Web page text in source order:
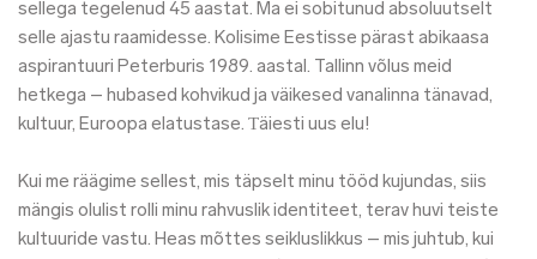
sellega tegelenud 45 aastat. Ma ei sobitunud absoluutselt
selle ajastu raamidesse. Kolisime Eestisse pärast abikaasa
aspirantuuri Peterburis 1989. aastal. Tallinn võlus meid
hetkega – hubased kohvikud ja väikesed vanalinna tänavad,
kultuur, Euroopa elatustase. Тäiesti uus elu!
Kui me räägime sellest, mis täpselt minu tööd kujundas, siis
mängis olulist rolli minu rahvuslik identiteet, terav huvi teiste
kultuuride vastu. Heas mõttes seikluslikkus – mis juhtub, kui